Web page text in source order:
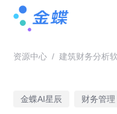
资源中心 / 建筑财务分析
金蝶AI星辰 财务管理